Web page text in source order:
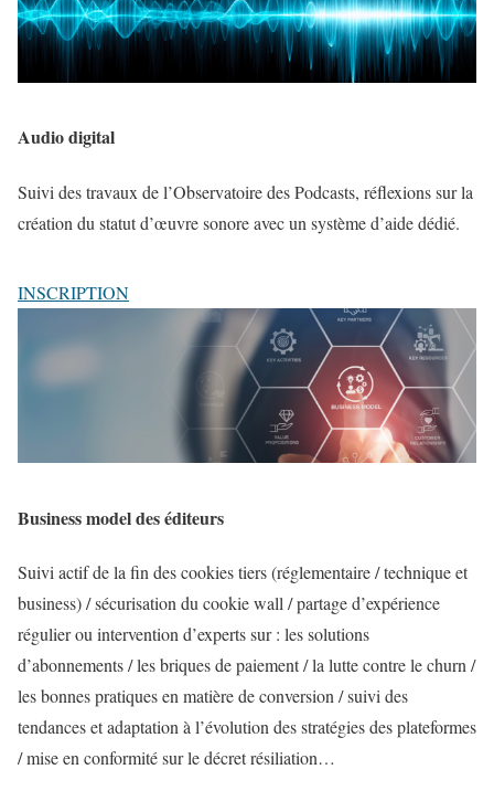
Audio digital
Suivi des travaux de l’Observatoire des Podcasts, réflexions sur la
création du statut d’œuvre sonore avec un système d’aide dédié.
INSCRIPTION
Business model des éditeurs
Suivi actif de la fin des cookies tiers (réglementaire / technique et
business) / sécurisation du cookie wall / partage d’expérience
régulier ou intervention d’experts sur : les solutions
d’abonnements / les briques de paiement / la lutte contre le churn /
les bonnes pratiques en matière de conversion / suivi des
tendances et adaptation à l’évolution des stratégies des plateformes
/ mise en conformité sur le décret résiliation…